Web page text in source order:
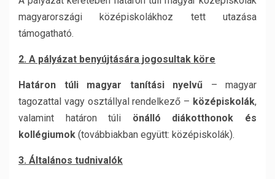
magyarországi középiskolákhoz tett utazása
támogatható.
2. A pályázat benyújtására jogosultak köre
Határon túli magyar tanítási nyelvű – magyar
tagozattal vagy osztállyal rendelkező – középiskolák,
valamint határon túli önálló diákotthonok és
kollégiumok (továbbiakban együtt: középiskolák).
3. Általános tudnivalók